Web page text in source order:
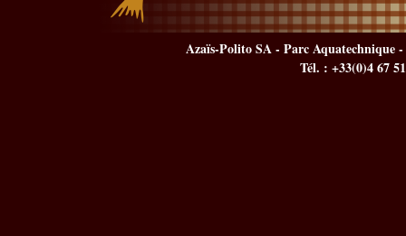
Azaïs-Polito SA - Parc Aquatechnique -
Tél. : +33(0)4 67